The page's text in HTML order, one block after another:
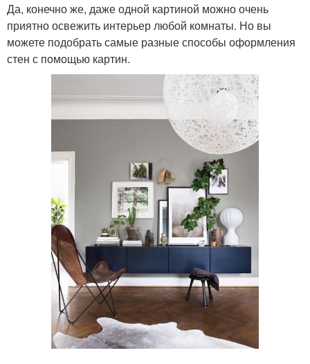
Да, конечно же, даже одной картиной можно очень
приятно освежить интерьер любой комнаты. Но вы
можете подобрать самые разные способы оформления
стен с помощью картин.